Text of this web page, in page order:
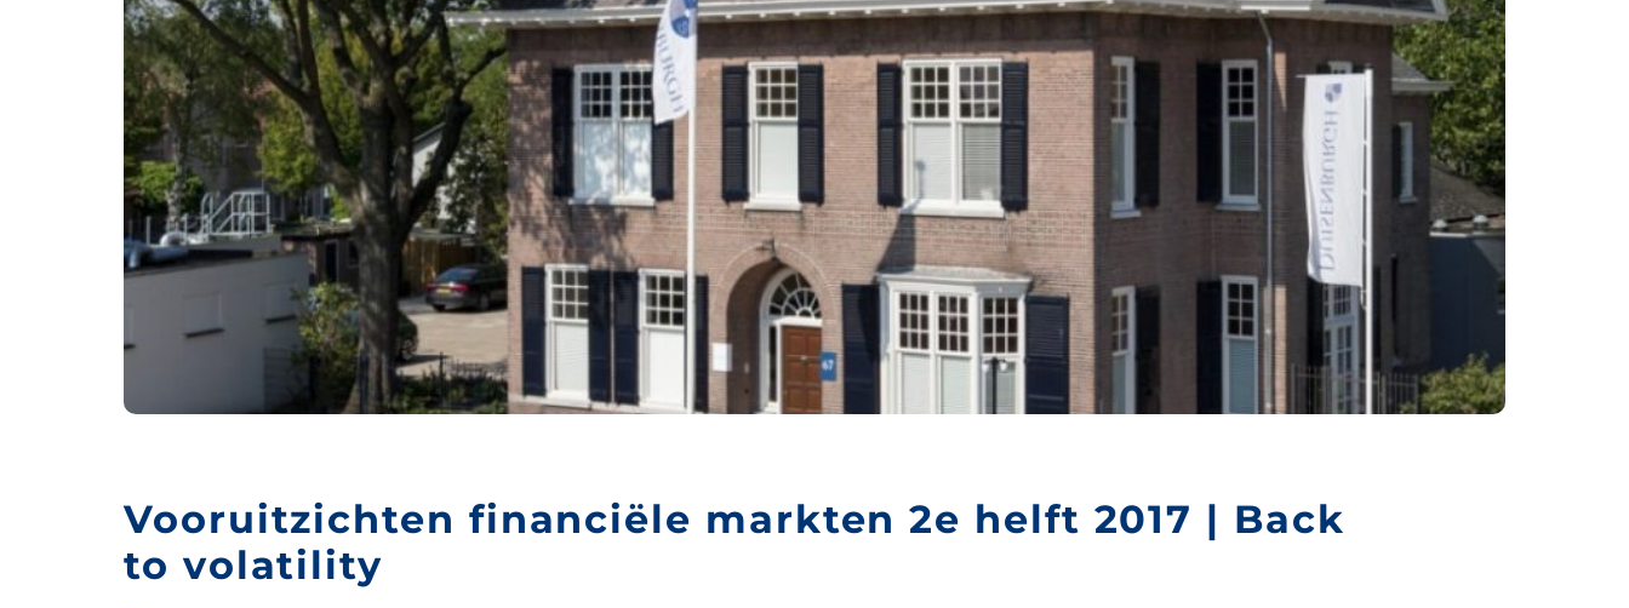
Vooruitzichten financiële markten 2e helft 2017 | Back
to volatility